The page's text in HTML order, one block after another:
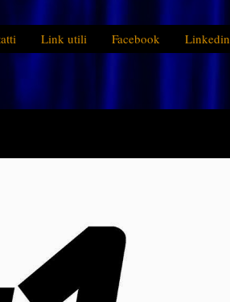
Link utili Facebook Linkedin